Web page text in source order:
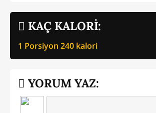
KAÇ KALORİ:
1 Porsiyon 240 kalori
YORUM YAZ: